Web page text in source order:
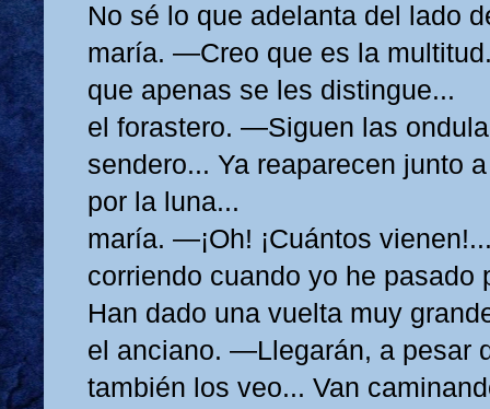
No sé lo que adelanta del lado
maría. —Creo que es la
que apenas se les distingue...
el forastero. —Siguen las
sendero... Ya reaparecen junto
por la luna...
maría. —¡Oh! ¡Cuántos
corriendo cuando yo he pasado
Han dado una vuelta muy
el anciano. —Llegarán, a pesar
también los veo... Van